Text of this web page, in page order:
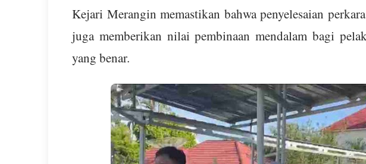
Kejari Merangin memastikan bahwa penyelesaian
juga memberikan nilai pembinaan mendalam bagi
yang benar.